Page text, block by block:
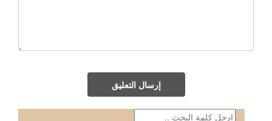
إرسال التعليق